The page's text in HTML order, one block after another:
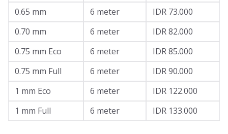
0.65 mm 6 meter
IDR 73.000
0.70 mm
6 meter
IDR 82.000
0.75 mm Eco
6 meter
IDR 85.000
0.75 mm Full
6 meter
IDR 90.000
1 mm Eco
6 meter
IDR 122.000
1 mm Full
6 meter IDR 133.000